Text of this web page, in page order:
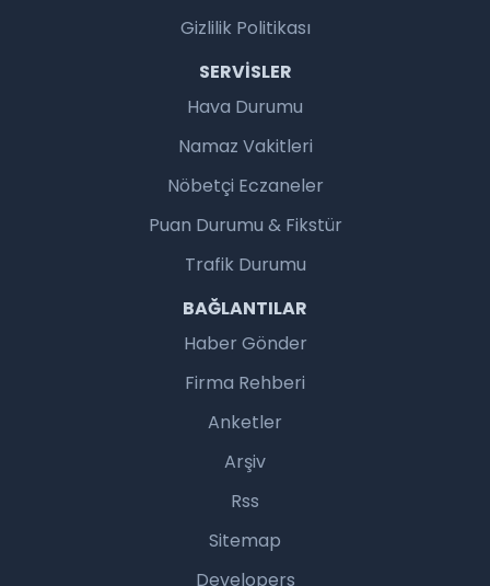
Gizlilik Politikası
SERVISLER
Hava Durumu
Namaz Vakitleri
Nöbetçi Eczaneler
Puan Durumu & Fikstür
Trafik Durumu
BAĞLANTILAR
Haber Gönder
Firma Rehberi
Anketler
Arşiv
Rss
Sitemap
Developers